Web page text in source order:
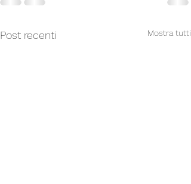
Post recenti Mostra tutti